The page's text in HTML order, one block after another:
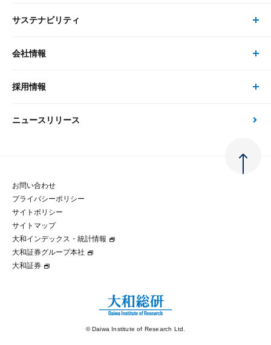
大和総研の強み
先端テクノロジーに基づく新たな価値の創出
政策分析
金融経済教育等
コラム
大和インデックス・統計情報
書籍
セミナー トップ
現在受付中のセミナー・イベント
サステナビリティ
サステナビリティの取り組み
次世代社会への貢献
マルチステークホルダー方針
パートナーシップ構築宣言
会社情報
会社情報 トップ
会社概要・役員一覧
大和総研の歩み
グループ会社
採用情報
採用情報 トップ
経験者採用
ニュースリリース
お問い合わせ
プライバシーポリシー
サイトポリシー
サイトマップ
大和インデックス・統計情報
大和証券グループ本社
大和証券
© Daiwa Institute of Research Ltd.